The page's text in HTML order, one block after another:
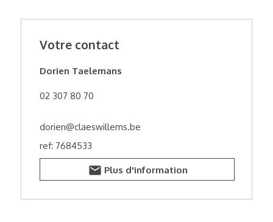
commerciales, de ses spacieux espaces habitables/aux
bien constitue une opportunité intéressante pour les
actuellement loué, ce qui le rend également attractif
Votre contact
Dorien Taelemans
02 307 80 70
dorien@claeswillems.be
ref: 7684533
Plus d'information